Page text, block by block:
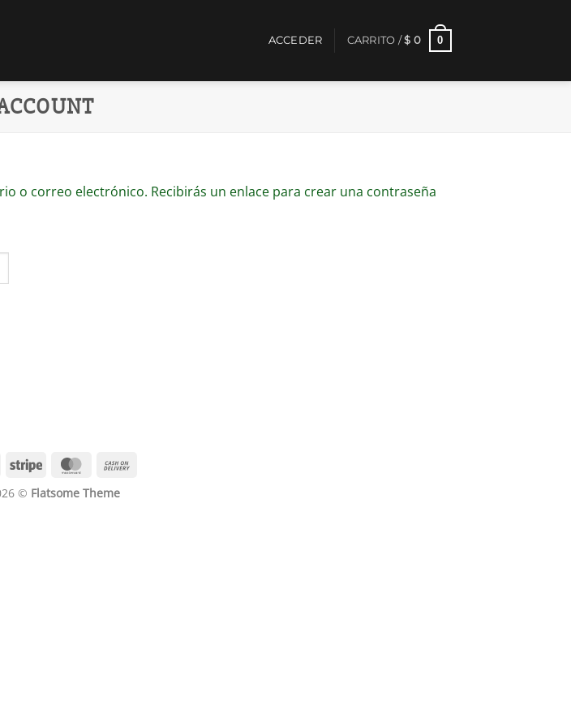
ACCEDER CARRITO /$ 0 0
o correo electrónico. Recibirás un enlace para crear una contraseña
© Flatsome Theme